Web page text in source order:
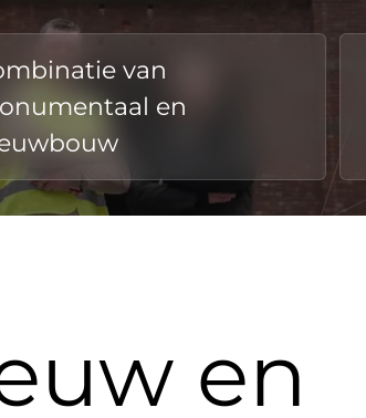
van
en
en